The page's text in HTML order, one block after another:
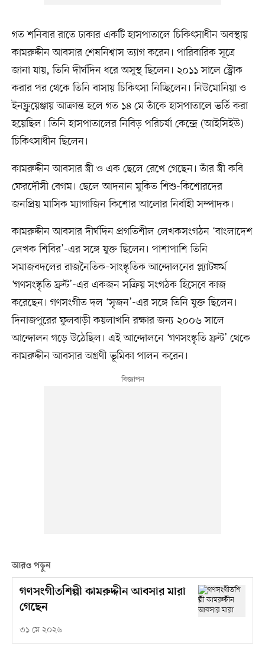
গত শনিবার রাতে ঢাকার একটি হাসপাতালে চিকিৎসাধীন অবস্থায়
কামরুদ্দীন আবসার শেষনিশ্বাস ত্যাগ করেন। পারিবারিক সূত্রে
জানা যায়, তিনি দীর্ঘদিন ধরে অসুস্থ ছিলেন। ২০১১ সালে স্ট্রোক
করার পর থেকে তিনি বাসায় চিকিৎসা নিচ্ছিলেন। নিউমোনিয়া ও
ইনফ্লুয়েঞ্জায় আক্রান্ত হলে গত ১৪ মে তাঁকে হাসপাতালে ভর্তি করা
হয়েছিল। তিনি হাসপাতালের নিবিড় পরিচর্যা কেন্দ্রে (আইসিইউ)
চিকিৎসাধীন ছিলেন।
কামরুদ্দীন আবসার স্ত্রী ও এক ছেলে রেখে গেছেন। তাঁর স্ত্রী কবি
ফেরদৌসী বেগম। ছেলে আদনান মুকিত শিশু-কিশোরদের
জনপ্রিয় মাসিক ম্যাগাজিন কিশোর আলোর নির্বাহী সম্পাদক।
কামরুদ্দীন আবসার দীর্ঘদিন প্রগতিশীল লেখকসংগঠন ‘বাংলাদেশ
লেখক শিবির’-এর সঙ্গে যুক্ত ছিলেন। পাশাপাশি তিনি
সমাজবদলের রাজনৈতিক–সাংস্কৃতিক আন্দোলনের প্ল্যাটফর্ম
‘গণসংস্কৃতি ফ্রন্ট’-এর একজন সক্রিয় সংগঠক হিসেবে কাজ
করেছেন। গণসংগীত দল ‘সৃজন’-এর সঙ্গে তিনি যুক্ত ছিলেন।
দিনাজপুরের ফুলবাড়ী কয়লাখনি রক্ষার জন্য ২০০৬ সালে
আন্দোলন গড়ে উঠেছিল। এই আন্দোলনে ‘গণসংস্কৃতি ফ্রন্ট’ থেকে
কামরুদ্দীন আবসার অগ্রণী ভূমিকা পালন করেন।
আরও পড়ুন
গণসংগীতশিল্পী কামরুদ্দীন আবসার মারা
গেছেন
৩১ মে ২০২৬